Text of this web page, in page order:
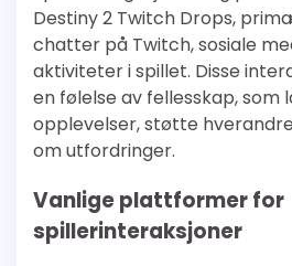
Destiny 2 Twitch Drops,
chatter på Twitch, sosiale
aktiviteter i spillet. Disse
en følelse av fellesskap, som
opplevelser, støtte
om utfordringer.
Vanlige plattformer for
spillerinteraksjoner